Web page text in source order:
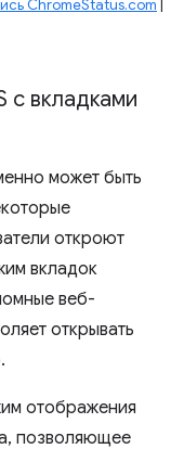
ChromeStatus.com |
с вкладками
может быть
откроют
вкладок
веб-
открывать
отображения
позволяющее